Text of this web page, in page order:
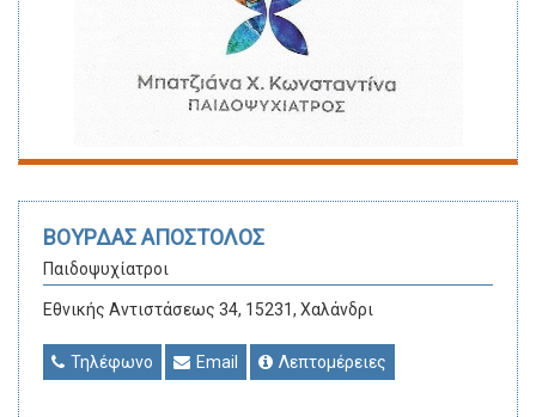
ΒΟΥΡΔΑΣ ΑΠΟΣΤΟΛΟΣ
Παιδοψυχίατροι
Εθνικής Αντιστάσεως 34, 15231, Χαλάνδρι
Τηλέφωνο Email Λεπτομέρειες